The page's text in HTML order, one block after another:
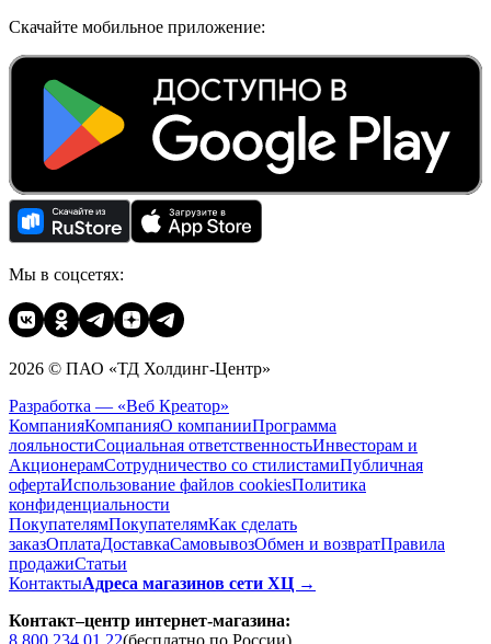
Скачайте мобильное приложение:
Мы в соцсетях:
2026 © ПАО «ТД Холдинг-Центр»
Разработка — «Веб Креатор»
КомпанияКомпанияО компанииПрограмма
лояльностиСоциальная ответственностьИнвесторам и
АкционерамСотрудничество со стилистамиПубличная
офертаИспользование файлов cookiesПолитика
конфиденциальности
ПокупателямПокупателямКак сделать
заказОплатаДоставкаCамовывозОбмен и возвратПравила
продажиСтатьи
КонтактыАдреса магазинов сети ХЦ →
Контакт–центр интернет-магазина:
8 800 234 01 22(бесплатно по России)